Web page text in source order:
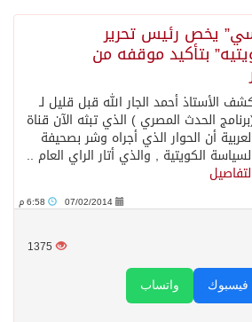
يخص رئيس تحرير
بتأكيد موقفه من
الأستاذ أحمد الجار الله قبل قليل لـ
الحدث المصري ) الذي تبثه الآن قناة
أن الحوار الذي أجراه وشر بصحيفة
الكويتية , والذي أتار الراي العام ..
07/02/2014
1375
واتساب فيسبوك